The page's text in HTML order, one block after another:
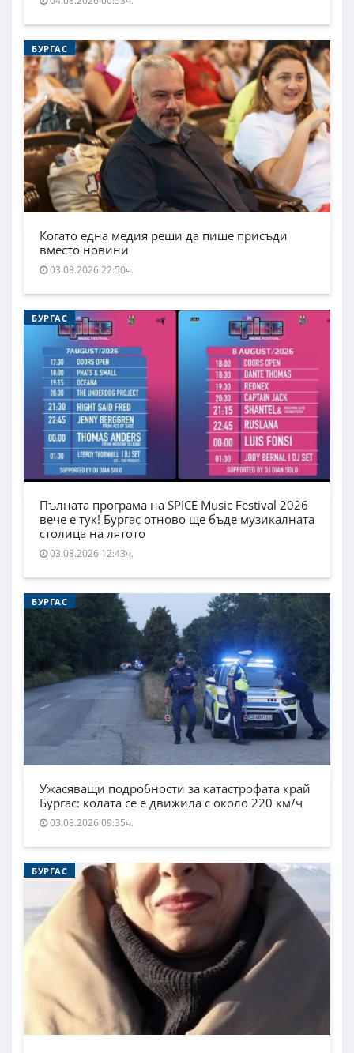
БУРГАС
Когато една медия реши да пише присъди
вместо новини
03.08.2026 22:50ч.
БУРГАС
Пълната програма на SPICE Music Festival 2026
вече е тук! Бургас отново ще бъде музикалната
столица на лятото
03.08.2026 12:43ч.
БУРГАС
Ужасяващи подробности за катастрофата край
Бургас: колата се е движила с около 220 км/ч
03.08.2026 09:35ч.
БУРГАС